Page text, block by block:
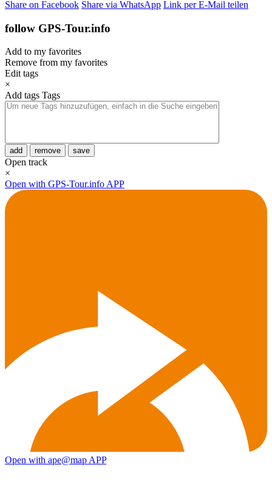
Share on Facebook Share via WhatsApp Link per E-Mail teilen
follow GPS-Tour.info
Add to my favorites
Remove from my favorites
Edit tags
×
Add tags Tags
add remove save
Open track
×
Open with GPS-Tour.info APP
Open with ape@map APP